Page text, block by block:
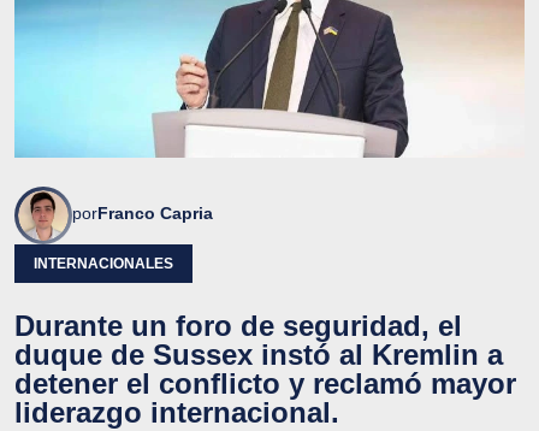
porFranco Capria
INTERNACIONALES
Durante un foro de seguridad, el
duque de Sussex instó al Kremlin a
detener el conflicto y reclamó mayor
liderazgo internacional.